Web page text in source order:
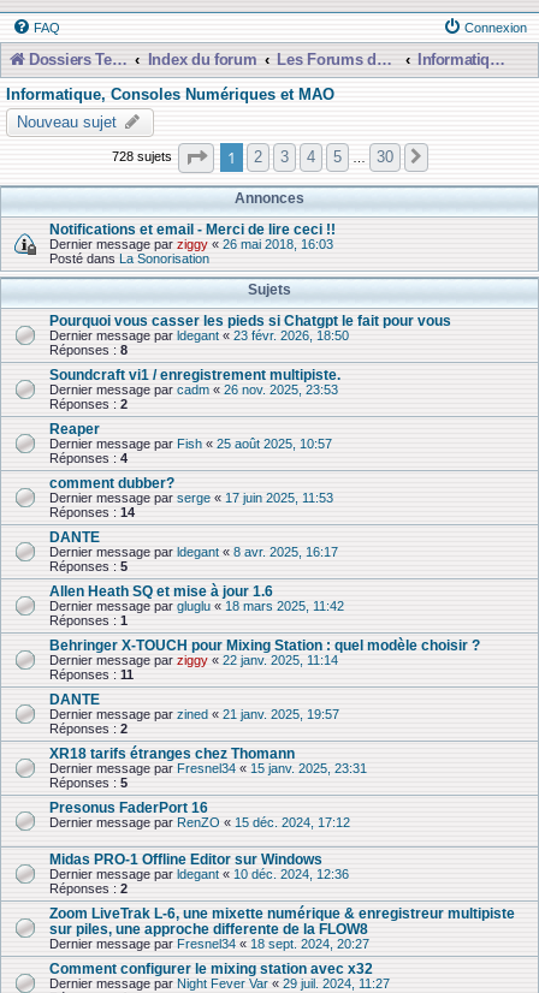
FAQ Connexion
Dossiers Techniques Index du forum Les Forums de Discussions
Informatique, Consoles Numériques et MAO
Informatique, Consoles Numériques et MAO
Nouveau sujet
728 sujets Page 1sur30
1 2 3 4 5 30
Annonces
Notifications et email - Merci de lire ceci !!
Dernier message par ziggy « 26 mai 2018, 16:03
Posté dans La Sonorisation
Sujets
Pourquoi vous casser les pieds si Chatgpt le fait pour vous
Dernier message par ldegant « 23 févr. 2026, 18:50
Réponses : 8
Soundcraft vi1 / enregistrement multipiste.
Dernier message par cadm « 26 nov. 2025, 23:53
Réponses : 2
Reaper
Dernier message par Fish « 25 août 2025, 10:57
Réponses : 4
comment dubber?
Dernier message par serge « 17 juin 2025, 11:53
Réponses : 14
DANTE
Dernier message par ldegant « 8 avr. 2025, 16:17
Réponses : 5
Allen Heath SQ et mise à jour 1.6
Dernier message par gluglu « 18 mars 2025, 11:42
Réponses : 1
Behringer X-TOUCH pour Mixing Station : quel modèle choisir ?
Dernier message par ziggy « 22 janv. 2025, 11:14
Réponses : 11
DANTE
Dernier message par zined « 21 janv. 2025, 19:57
Réponses : 2
XR18 tarifs étranges chez Thomann
Dernier message par Fresnel34 « 15 janv. 2025, 23:31
Réponses : 5
Presonus FaderPort 16
Dernier message par RenZO « 15 déc. 2024, 17:12
Midas PRO-1 Offline Editor sur Windows
Dernier message par ldegant « 10 déc. 2024, 12:36
Réponses : 2
Zoom LiveTrak L-6, une mixette numérique & enre­gis­treur multi­piste
sur piles, une approche differente de la FLOW8
Dernier message par Fresnel34 « 18 sept. 2024, 20:27
Comment configurer le mixing station avec x32
Dernier message par Night Fever Var « 29 juil. 2024, 11:27